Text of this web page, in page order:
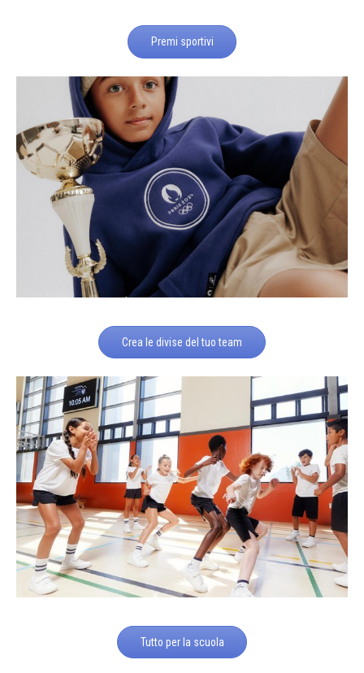
Premi sportivi
Crea le divise del tuo team
Tutto per la scuola